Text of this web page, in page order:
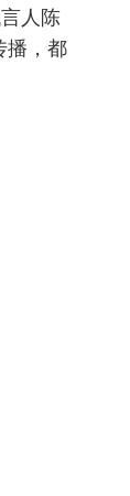
人陈
播，都